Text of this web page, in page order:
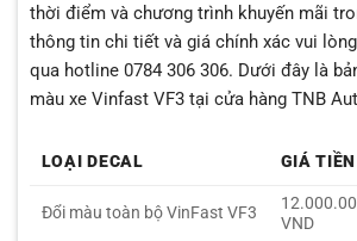
thời điểm và chương trình khuyến mãi
thông tin chi tiết và giá chính xác vui
qua hotline 0784 306 306. Dưới đây là
màu xe Vinfast VF3 tại cửa hàng TNB
LOẠI DECAL GIÁ TIỀN
Đổi màu toàn bộ VinFast VF3
VND